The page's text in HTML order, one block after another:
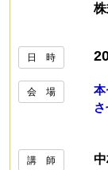
日 時
会 場
講 師